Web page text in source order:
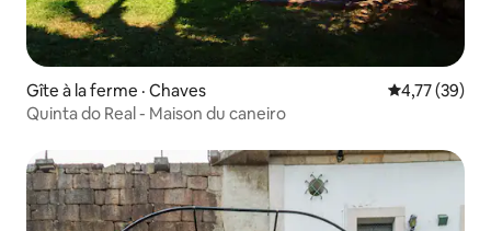
Gîte à la ferme · Chaves Note
4,77 (39)
Quinta do Real - Maison du caneiro